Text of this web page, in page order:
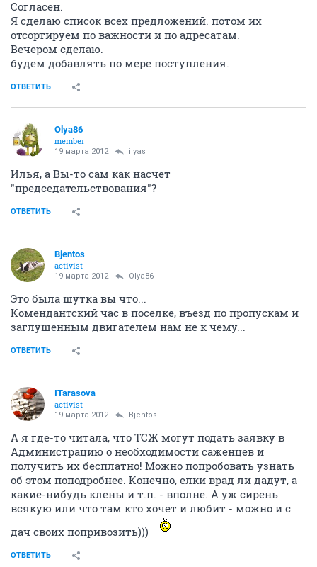
Согласен.
Я сделаю список всех предложений. потом их
отсортируем по важности и по адресатам.
Вечером сделаю.
будем добавлять по мере поступления.
ОТВЕТИТЬ
Olya86
member
19 марта 2012 ilyas
Илья, а Вы-то сам как насчет
"председательствования"?
ОТВЕТИТЬ
Bjentos
activist
19 марта 2012 Olya86
Это была шутка вы что...
Комендантский час в поселке, въезд по пропускам и
заглушенным двигателем нам не к чему...
ОТВЕТИТЬ
ITarasova
activist
19 марта 2012 Bjentos
А я где-то читала, что ТСЖ могут подать заявку в
Администрацию о необходимости саженцев и
получить их бесплатно! Можно попробовать узнать
об этом поподробнее. Конечно, елки врад ли дадут, а
какие-нибудь клены и т.п. - вполне. А уж сирень
всякую или что там кто хочет и любит - можно и с
дач своих попривозить)))
ОТВЕТИТЬ